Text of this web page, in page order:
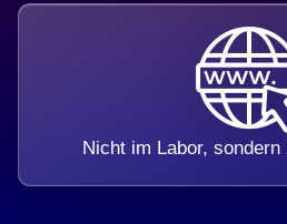
Nicht im Labor,